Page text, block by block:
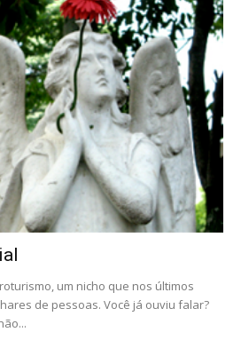
um nicho que nos últimos
de pessoas. Você já ouviu falar?